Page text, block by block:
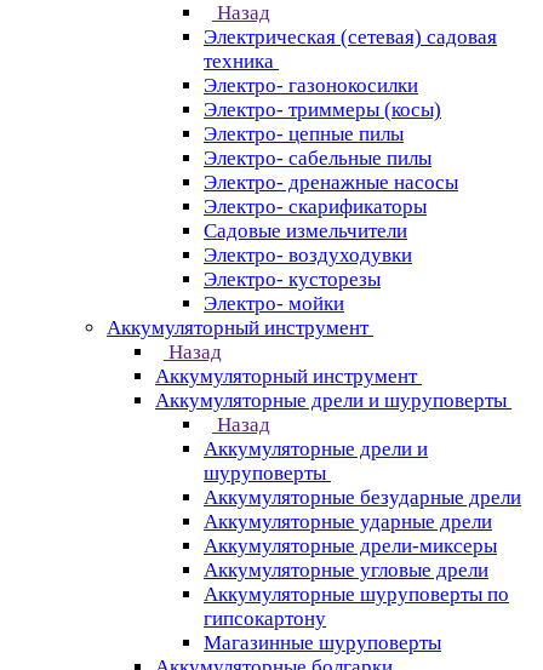
Назад
Электрическая (сетевая) садовая
техника
Электро- газонокосилки
Электро- триммеры (косы)
Электро- цепные пилы
Электро- сабельные пилы
Электро- дренажные насосы
Электро- скарификаторы
Садовые измельчители
Электро- воздуходувки
Электро- кусторезы
Электро- мойки
Аккумуляторный инструмент
Назад
Аккумуляторный инструмент
Аккумуляторные дрели и шуруповерты
Назад
Аккумуляторные дрели и
шуруповерты
Аккумуляторные безударные дрели
Аккумуляторные ударные дрели
Аккумуляторные дрели-миксеры
Аккумуляторные угловые дрели
Аккумуляторные шуруповерты по
гипсокартону
Магазинные шуруповерты